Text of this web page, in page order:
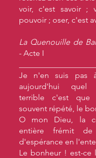
voir, c'est savoir ;
pouvoir ; oser, c'est
La Quenouille de
- Acte I
Je n'en suis pas
aujourd'hui quel
terrible c'est
souvent répété, le
O mon Dieu, la
entière frémit
d'espérance en
Le bonheur ! est-ce